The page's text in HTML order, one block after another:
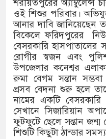
শরীয়তপুরের অ্যাম্বুলেন্স
ওই শিশুর পরিবার।
আনার দাবি জানিয়েছেন
বিকেলে ফরিদপুরের নিউ
বেসরকারি হাসপাতালের
রোগীর স্বজন এবং
উপজেলার কনেশ্বর
রুমা বেগম সন্তান
প্রসব বেদনা শুরু হলে
নামের একটি
সেখানে সিজারিয়ান
ফুটফুটে ছেলে সন্তান
শিশুটি কিছুটা ঠান্ডার